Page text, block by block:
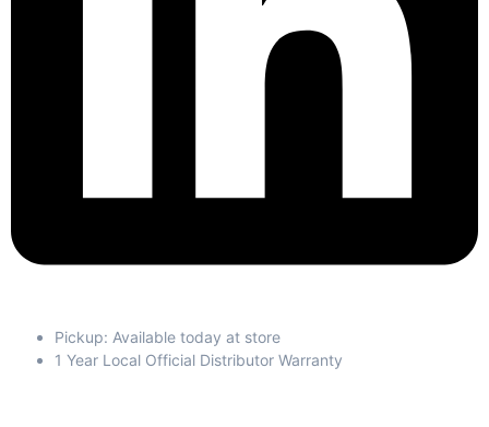
Pickup: Available today at store
1 Year Local Official Distributor Warranty